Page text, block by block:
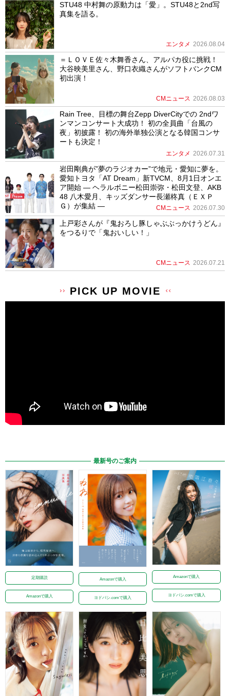
STU48 中村舞の原動力は「愛」。STU48と2nd写
真集を語る。
エンタメ 2026.08.04
＝ＬＯＶＥ佐々木舞香さん、アルパカ役に挑戦！
大谷映美里さん、野口衣織さんがソフトバンクCM
初出演！
CMニュース 2026.08.03
Rain Tree、目標の舞台Zepp DiverCityでの 2ndワ
ンマンコンサート大成功！ 初の全員曲「台風の
夜」初披露！ 初の海外単独公演となる韓国コンサ
ートも決定！
エンタメ 2026.07.31
岩田剛典が”夢のラジオカー”で地元・愛知に夢を。
愛知トヨタ「AT Dream」新TVCM、8月1日オンエ
ア開始 ― ヘラルボニー松田崇弥・松田文登、AKB
48 八木愛月、キッズダンサー長瀬柊真（ＥＸＰ
Ｇ）が集結 ―
CMニュース 2026.07.30
上戸彩さんが『鬼おろし豚しゃぶぶっかけうどん』
をつるりで「鬼おいしい！」
CMニュース 2026.07.21
PICK UP MOVIE
最新号のご案内
定期購読
Amazonで購入
Amazonで購入
ヨドバシ.comで購入
Amazonで購入
ヨドバシ.comで購入